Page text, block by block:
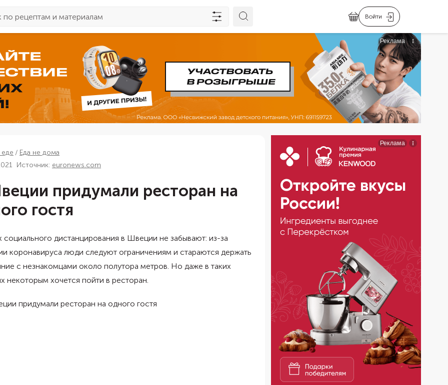
Войти
Еда не дома
Источник: euronews.com
придумали ресторан на
гостя
дистанцирования в Швеции не забывают: из-за
коронавируса люди следуют ограничениям и стараются держать
с незнакомцами около полутора метров. Но даже в таких
некоторым хочется пойти в ресторан.